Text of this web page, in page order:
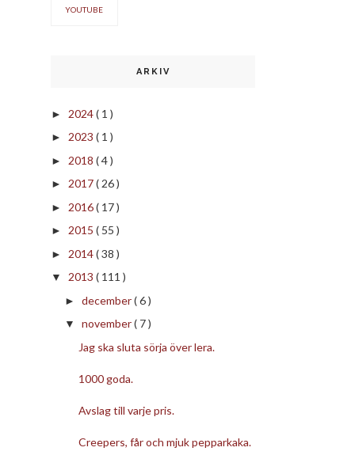
YOUTUBE
ARKIV
► 2024( 1 )
► 2023 ( 1 )
► 2018 ( 4 )
► 2017( 26 )
► 2016( 17 )
► 2015 ( 55 )
► 2014( 38 )
▼ 2013 ( 111 )
► december( 6 )
▼ november( 7 )
Jag ska sluta sörja över lera.
1000 goda.
Avslag till varje pris.
Creepers, får och mjuk pepparkaka.